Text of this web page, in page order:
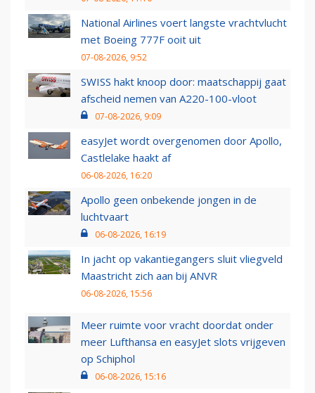
National Airlines voert langste vrachtvlucht
met Boeing 777F ooit uit
07-08-2026, 9:52
SWISS hakt knoop door: maatschappij gaat
afscheid nemen van A220-100-vloot
07-08-2026, 9:09
easyJet wordt overgenomen door Apollo,
Castlelake haakt af
06-08-2026, 16:20
Apollo geen onbekende jongen in de
luchtvaart
06-08-2026, 16:19
In jacht op vakantiegangers sluit vliegveld
Maastricht zich aan bij ANVR
06-08-2026, 15:56
Meer ruimte voor vracht doordat onder
meer Lufthansa en easyJet slots vrijgeven
op Schiphol
06-08-2026, 15:16